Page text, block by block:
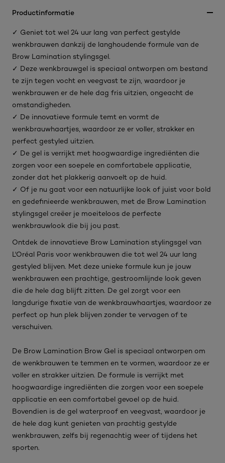
Productinformatie
✓ Geniet tot wel 24 uur lang van perfect gestylde
wenkbrauwen dankzij de langhoudende formule van de
Brow Lamination stylingsgel.
✓ Deze wenkbrauwgel is speciaal ontworpen om bestand
te zijn tegen vocht en veegvast te zijn, waardoor je
wenkbrauwen er de hele dag fris uitzien, ongeacht de
omstandigheden.
✓ De innovatieve formule temt en vormt de
wenkbrauwhaartjes, waardoor ze er voller, strakker en
perfect gestyled uitzien.
✓ De gel is verrijkt met hoogwaardige ingrediënten die
zorgen voor een soepele en comfortabele applicatie,
zonder dat het plakkerig aanvoelt op de huid.
✓ Of je nu gaat voor een natuurlijke look of juist voor bold
en gedefinieerde wenkbrauwen, met de Brow Lamination
stylingsgel creëer je moeiteloos de perfecte
wenkbrauwlook die bij jou past.
Ontdek de innovatieve Brow Lamination stylingsgel van
L'Oréal Paris voor wenkbrauwen die tot wel 24 uur lang
gestyled blijven. Met deze unieke formule kun je jouw
wenkbrauwen een prachtige, gestroomlijnde look geven
die de hele dag blijft zitten. De gel zorgt voor een
langdurige fixatie van de wenkbrauwhaartjes, waardoor ze
perfect op hun plek blijven zonder te vervagen of te
verschuiven.
De Brow Lamination Brow Gel is speciaal ontworpen om
de wenkbrauwen te temmen en te vormen, waardoor ze er
voller en strakker uitzien. De formule is verrijkt met
hoogwaardige ingrediënten die zorgen voor een soepele
applicatie en een comfortabel gevoel op de huid.
Bovendien is de gel waterproof en veegvast, waardoor je
de hele dag kunt genieten van prachtig gestylde
wenkbrauwen, zelfs bij regenachtig weer of tijdens het
sporten.